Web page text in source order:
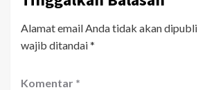
Alamat email Anda tidak akan
wajib ditandai*
Komentar *